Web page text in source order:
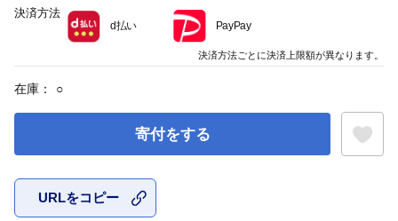
在庫： ○
寄付をする
URLをコピー
決済方法
d払い PayPay
決済方法ごとに決済上限額が異なります。